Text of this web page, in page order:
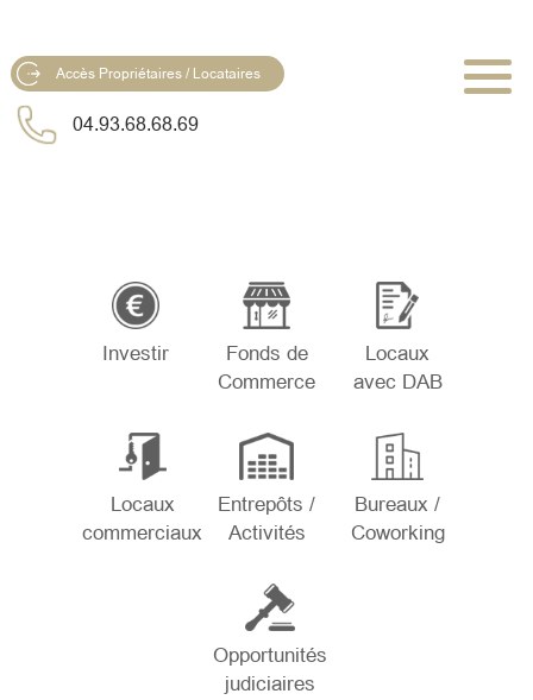
Accès Propriétaires / Locataires
04.93.68.68.69
Investir
Fonds de
Commerce
Locaux
avec DAB
Locaux
commerciaux
Entrepôts /
Activités
Bureaux /
Coworking
Opportunités
judiciaires